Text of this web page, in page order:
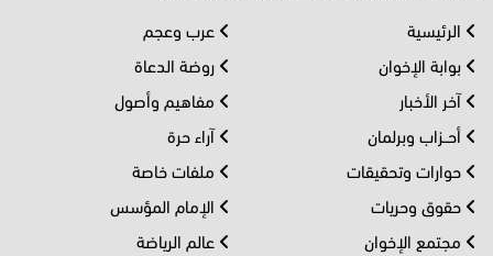
الرئيسية
بوابة الإخوان
آخر الأخبار
أحــزاب وبرلمان
حوارات وتحقيقات
حقوق وحريات
مجتمع الإخوان
عرب وعجم
روضة الدعاة
مفاهيم وأصول
آراء حرة
ملفات خاصة
الإمام المؤسس
عالم الرياضة